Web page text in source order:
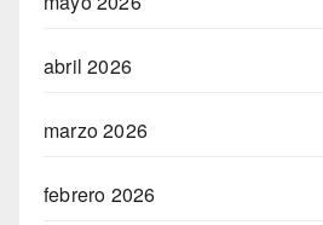
abril 2026
marzo 2026
febrero 2026